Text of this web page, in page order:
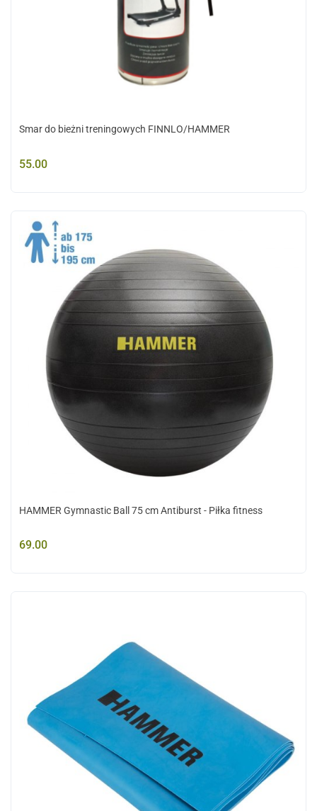
Smar do bieżni treningowych FINNLO/HAMMER
55.00
HAMMER Gymnastic Ball 75 cm Antiburst - Piłka fitness
69.00